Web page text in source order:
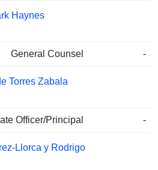
Haynes
General Counsel -
Torres Zabala
Officer/Principal -
Llorca y Rodrigo